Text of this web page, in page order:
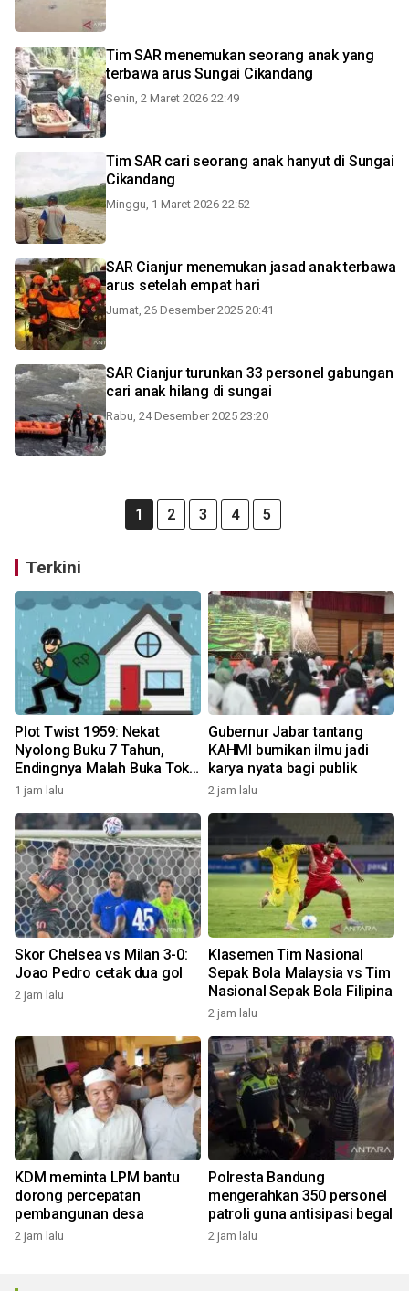
Tim SAR menemukan seorang anak yang
terbawa arus Sungai Cikandang
Senin, 2 Maret 2026 22:49
Tim SAR cari seorang anak hanyut di Sungai
Cikandang
Minggu, 1 Maret 2026 22:52
SAR Cianjur menemukan jasad anak terbawa
arus setelah empat hari
Jumat, 26 Desember 2025 20:41
SAR Cianjur turunkan 33 personel gabungan
cari anak hilang di sungai
Rabu, 24 Desember 2025 23:20
1 2 3 4 5
Terkini
Plot Twist 1959: Nekat
Nyolong Buku 7 Tahun,
Endingnya Malah Buka Toko
Saingan!
1 jam lalu
Gubernur Jabar tantang
KAHMI bumikan ilmu jadi
karya nyata bagi publik
2 jam lalu
Skor Chelsea vs Milan 3-0:
Joao Pedro cetak dua gol
2 jam lalu
Klasemen Tim Nasional
Sepak Bola Malaysia vs Tim
Nasional Sepak Bola Filipina
2 jam lalu
KDM meminta LPM bantu
dorong percepatan
pembangunan desa
2 jam lalu
Polresta Bandung
mengerahkan 350 personel
patroli guna antisipasi begal
2 jam lalu